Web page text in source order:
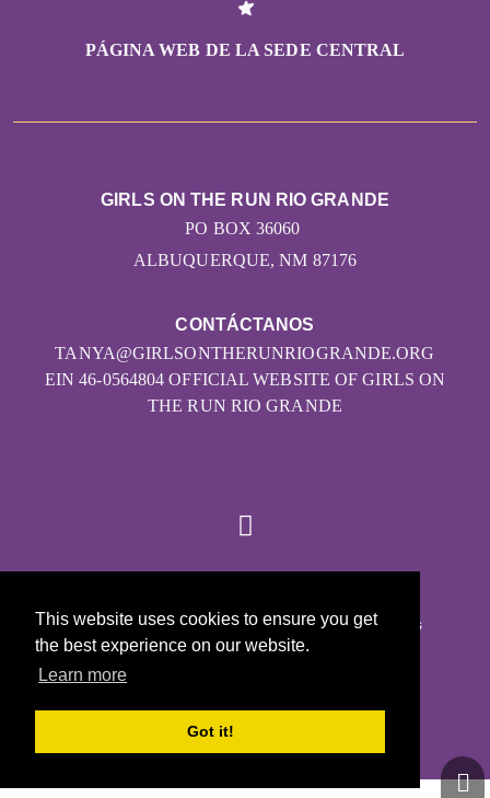
This website uses cookies to ensure you get
the best experience on our website.
Learn more
Got it!
PÁGINA WEB DE LA SEDE CENTRAL
CONTÁCTANOS
TANYA@GIRLSONTHERUNRIOGRANDE.ORG
EIN 46-0564804 OFFICIAL WEBSITE OF GIRLS ON
THE RUN RIO GRANDE
GIRLS ON THE RUN RIO GRANDE
PO BOX 36060
ALBUQUERQUE, NM 87176
Girls on the Run - Todos los derechos reservados
POLÍTICA DE PRIVACIDAD
Con la tecnología de Pinwheel.us